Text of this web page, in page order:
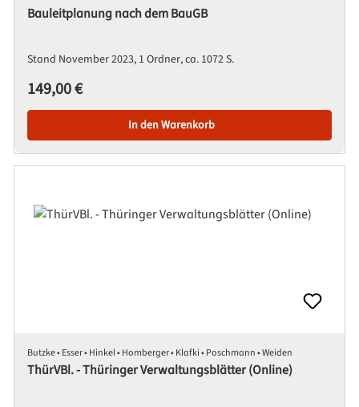
Bauleitplanung nach dem BauGB
Stand November 2023 1 Ordnerca. 1072 S.
Regulärer Preis:
149,00 €
In den Warenkorb
Butzke • Esser • Hinkel • Homberger • Klafki • Poschmann • Weiden
ThürVBl. - Thüringer Verwaltungsblätter (Online)